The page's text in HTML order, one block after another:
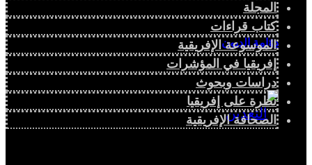
دوّامة الديون
المجلة
كتاب قراءات
الموسوعة الإفريقية
إفريقيا في المؤشرات
دراسات وبحوث
نظرة على إفريقيا
الصحافة الإفريقية